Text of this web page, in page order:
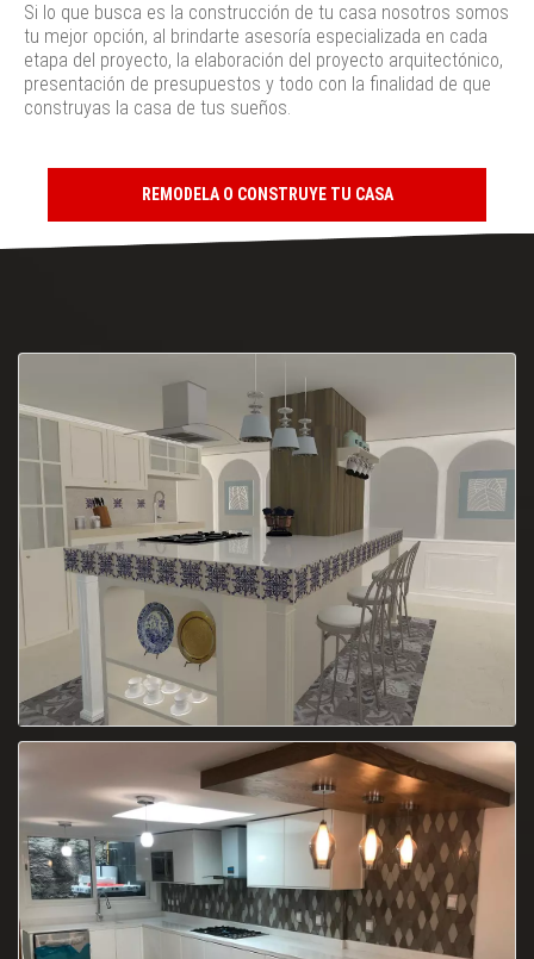
Si lo que busca es la construcción de tu casa nosotros somos
tu mejor opción, al brindarte asesoría especializada en cada
etapa del proyecto, la elaboración del proyecto arquitectónico,
presentación de presupuestos y todo con la finalidad de que
construyas la casa de tus sueños.
REMODELA O CONSTRUYE TU CASA